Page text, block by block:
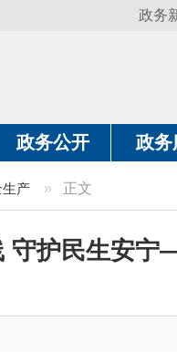
政务新媒体矩阵 |
公开 政务服务